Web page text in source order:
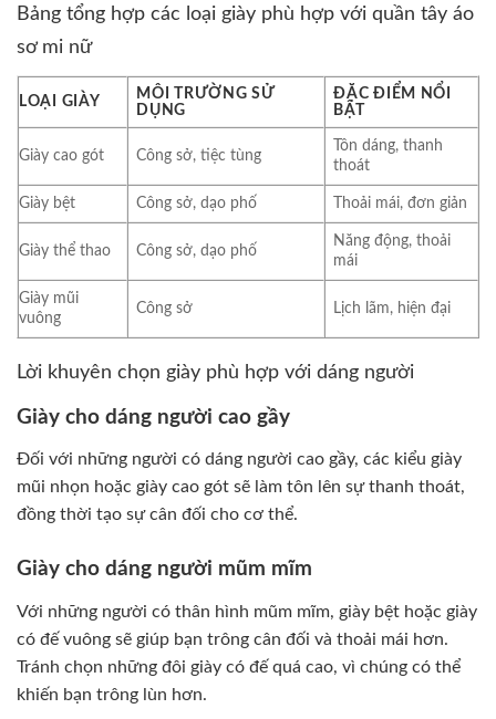
Bảng tổng hợp các loại giày phù hợp với quần tây áo
sơ mi nữ
LOẠI GIÀY
MÔI TRƯỜNG SỬ
DỤNG
ĐẶC ĐIỂM NỔI
BẬT
Giày cao gót Công sở, tiệc tùng
Tôn dáng, thanh
thoát
Giày bệt Công sở, dạo phố Thoải mái, đơn giản
Giày thể thao Công sở, dạo phố
Năng động, thoải
mái
Giày mũi
vuông
Công sở Lịch lãm, hiện đại
Lời khuyên chọn giày phù hợp với dáng người
Giày cho dáng người cao gầy
Đối với những người có dáng người cao gầy, các kiểu giày
mũi nhọn hoặc giày cao gót sẽ làm tôn lên sự thanh thoát,
đồng thời tạo sự cân đối cho cơ thể.
Giày cho dáng người mũm mĩm
Với những người có thân hình mũm mĩm, giày bệt hoặc giày
có đế vuông sẽ giúp bạn trông cân đối và thoải mái hơn.
Tránh chọn những đôi giày có đế quá cao, vì chúng có thể
khiến bạn trông lùn hơn.